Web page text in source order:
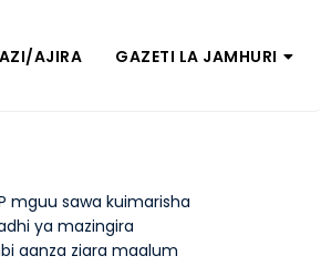
AJIRA GAZETI LA JAMHURI
mguu sawa kuimarisha
ya mazingira
aanza ziara maalum